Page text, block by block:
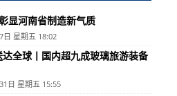
显河南省制造新气质
日 星期五 18:02
全球丨国内超九成玻璃旅游装备
日 星期五 15:55